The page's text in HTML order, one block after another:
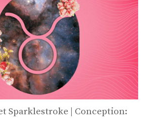
Sparklestroke | Conception: